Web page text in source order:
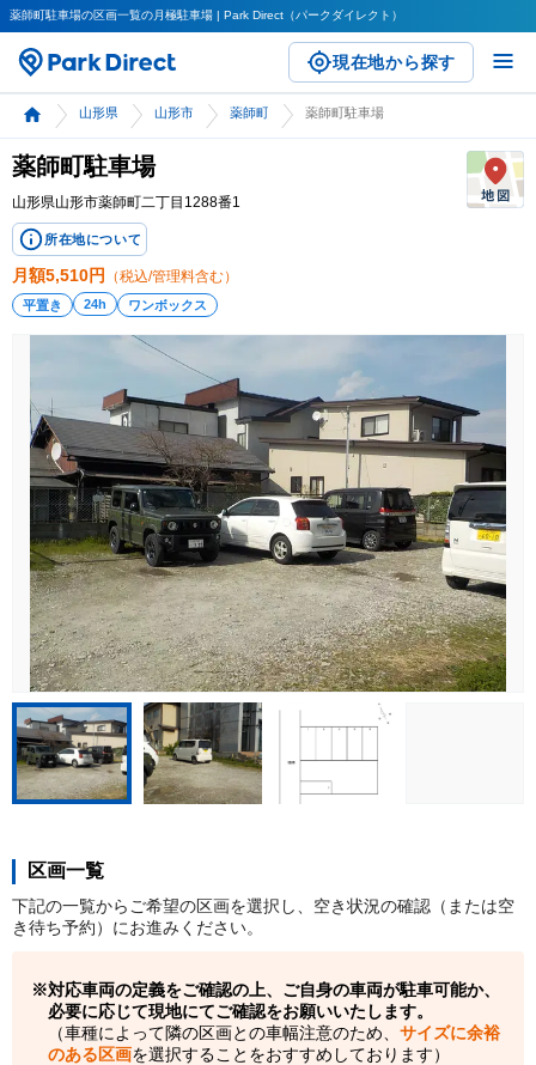
薬師町駐車場の区画一覧の月極駐車場 | Park Direct（パークダイレクト）
現在地から探す
山形県 山形市 薬師町 薬師町駐車場
薬師町駐車場
山形県山形市薬師町二丁目1288番1
所在地について
月額5,510円 （税込/管理料含む）
平置き 24h ワンボックス
区画一覧
下記の一覧からご希望の区画を選択し、空き状況の確認（または空
き待ち予約）にお進みください。
対応車両の定義をご確認の上、ご自身の車両が駐車可能か、
必要に応じて現地にてご確認をお願いいたします。
（車種によって隣の区画との車幅注意のため、 サイズに余裕
のある区画を選択することをおすすめしております）